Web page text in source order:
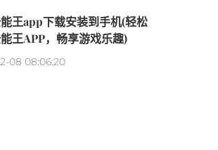
王app下载安装到手机(轻松
王APP，畅享游戏乐趣)
08 08:06:20